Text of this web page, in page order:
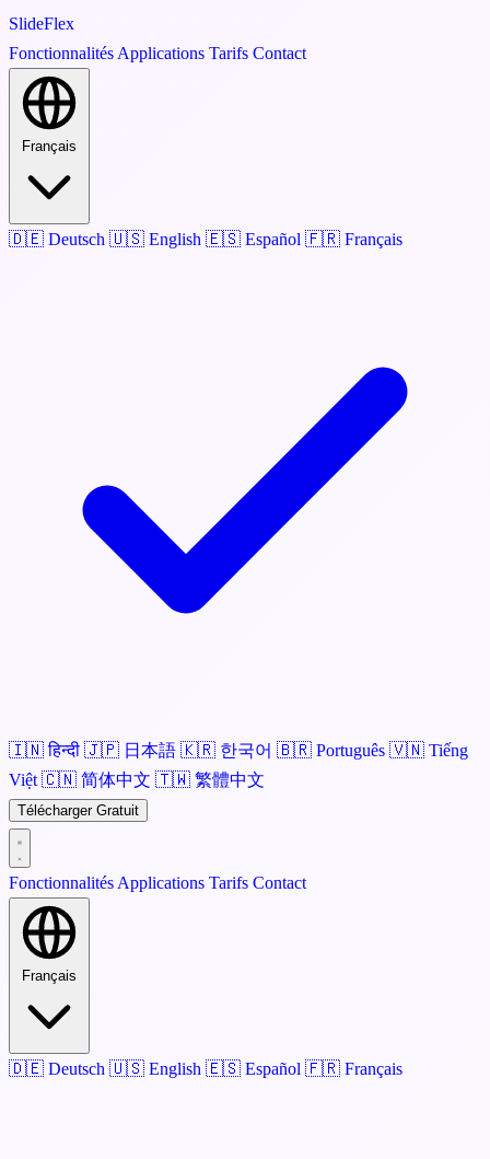
SlideFlex
Fonctionnalités Applications Tarifs Contact
Français
🇩🇪 Deutsch 🇺🇸 English 🇪🇸 Español 🇫🇷 Français
🇮🇳 हिन्दी 🇯🇵 日本語 🇰🇷 한국어 🇧🇷 Português 🇻🇳 Tiếng
Việt 🇨🇳 简体中文 🇹🇼 繁體中文
Télécharger Gratuit
Fonctionnalités Applications Tarifs Contact
Français
🇩🇪 Deutsch 🇺🇸 English 🇪🇸 Español 🇫🇷 Français